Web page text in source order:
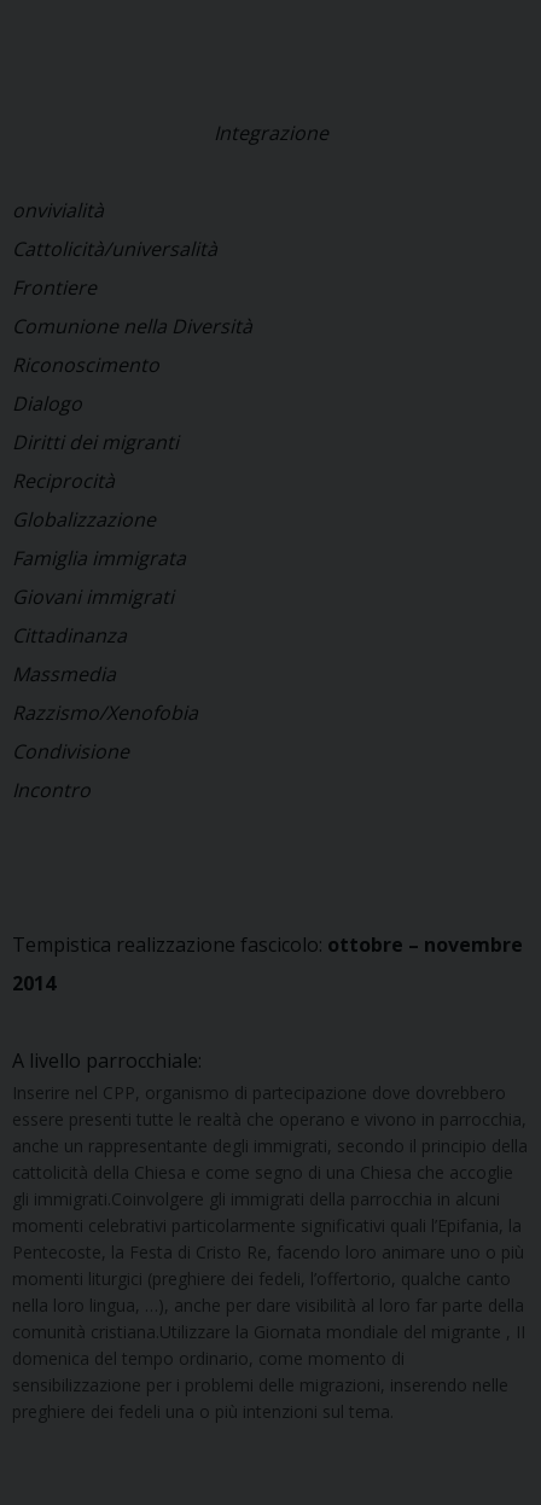
Integrazione
onvivialità
Cattolicità/universalità
Frontiere
Comunione nella Diversità
Riconoscimento
Dialogo
Diritti dei migranti
Reciprocità
Globalizzazione
Famiglia immigrata
Giovani immigrati
Cittadinanza
Massmedia
Razzismo/Xenofobia
Condivisione
Incontro
Tempistica realizzazione fascicolo: ottobre – novembre
2014
A livello parrocchiale:
Inserire nel CPP, organismo di partecipazione dove dovrebbero
essere presenti tutte le realtà che operano e vivono in parrocchia,
anche un rappresentante degli immigrati, secondo il principio della
cattolicità della Chiesa e come segno di una Chiesa che accoglie
gli immigrati.Coinvolgere gli immigrati della parrocchia in alcuni
momenti celebrativi particolarmente significativi quali l’Epifania, la
Pentecoste, la Festa di Cristo Re, facendo loro animare uno o più
momenti liturgici (preghiere dei fedeli, l’offertorio, qualche canto
nella loro lingua, …), anche per dare visibilità al loro far parte della
comunità cristiana.Utilizzare la Giornata mondiale del migrante , II
domenica del tempo ordinario, come momento di
sensibilizzazione per i problemi delle migrazioni, inserendo nelle
preghiere dei fedeli una o più intenzioni sul tema.